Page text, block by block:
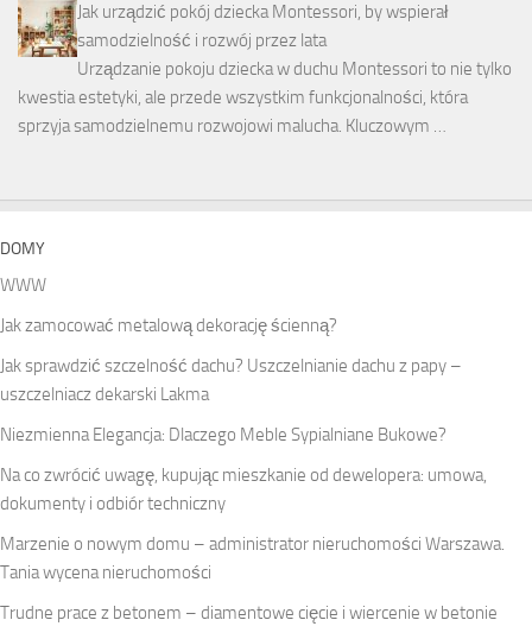
Jak urządzić pokój dziecka Montessori, by wspierał
samodzielność i rozwój przez lata
Urządzanie pokoju dziecka w duchu Montessori to nie tylko
kwestia estetyki, ale przede wszystkim funkcjonalności, która
sprzyja samodzielnemu rozwojowi malucha. Kluczowym …
DOMY
WWW
Jak zamocować metalową dekorację ścienną?
Jak sprawdzić szczelność dachu? Uszczelnianie dachu z papy –
uszczelniacz dekarski Lakma
Niezmienna Elegancja: Dlaczego Meble Sypialniane Bukowe?
Na co zwrócić uwagę, kupując mieszkanie od dewelopera: umowa,
dokumenty i odbiór techniczny
Marzenie o nowym domu – administrator nieruchomości Warszawa.
Tania wycena nieruchomości
Trudne prace z betonem – diamentowe cięcie i wiercenie w betonie